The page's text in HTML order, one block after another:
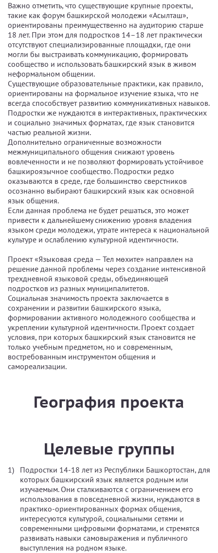
Важно отметить, что существующие крупные проекты,
такие как форум башкирской молодежи «Асылташ»,
ориентированы преимущественно на аудиторию старше
18 лет. При этом для подростков 14–18 лет практически
отсутствуют специализированные площадки, где они
могли бы выстраивать коммуникацию, формировать
сообщество и использовать башкирский язык в живом
неформальном общении.
Существующие образовательные практики, как правило,
ориентированы на формальное изучение языка, что не
всегда способствует развитию коммуникативных навыков.
Подростки же нуждаются в интерактивных, практических
и социально значимых форматах, где язык становится
частью реальной жизни.
Дополнительно ограниченные возможности
межмуниципального общения снижают уровень
вовлеченности и не позволяют формировать устойчивое
башкироязычное сообщество. Подростки редко
оказываются в среде, где большинство сверстников
осознанно выбирают башкирский язык как основной
язык общения.
Если данная проблема не будет решаться, это может
привести к дальнейшему снижению уровня владения
языком среди молодежи, утрате интереса к национальной
культуре и ослаблению культурной идентичности.
Проект «Языковая среда — Тел мөхите» направлен на
решение данной проблемы через создание интенсивной
трехдневной языковой среды, объединяющей
подростков из разных муниципалитетов.
Социальная значимость проекта заключается в
сохранении и развитии башкирского языка,
формировании активного молодежного сообщества и
укреплении культурной идентичности. Проект создает
условия, при которых башкирский язык становится не
только учебным предметом, но и современным,
востребованным инструментом общения и
самореализации.
География проекта
Целевые группы
Подростки 14-18 лет из Республики Башкортостан, для
которых башкирский язык является родным или
изучаемым. Они сталкиваются с ограничением его
использования в повседневной жизни, нуждаются в
практико-ориентированных формах общения,
интересуются культурой, социальными сетями и
современными цифровыми форматами, и стремятся
развивать навыки самовыражения и публичного
выступления на родном языке.